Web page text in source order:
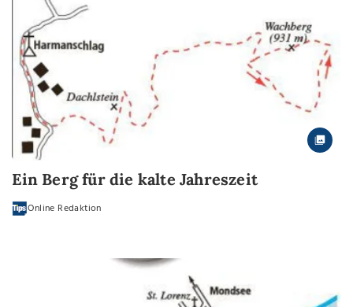
Ein Berg für die kalte Jahreszeit
Online Redaktion